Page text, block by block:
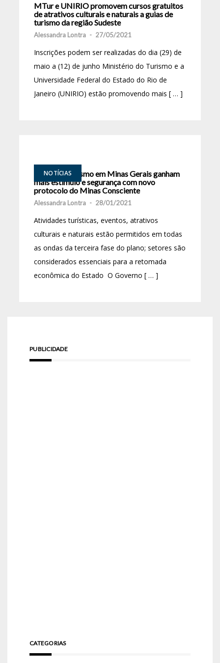
MTur e UNIRIO promovem cursos gratuitos
de atrativos culturais e naturais a guias de
turismo da região Sudeste
Alessandra Lontra - 27/05/2021
Inscrições podem ser realizadas do dia (29) de
maio a (12) de junho Ministério do Turismo e a
Universidade Federal do Estado do Rio de
Janeiro (UNIRIO) estão promovendo mais [ … ]
NOTÍCIAS
Cultura e Turismo em Minas Gerais ganham
mais estímulo e segurança com novo
protocolo do Minas Consciente
Alessandra Lontra - 28/01/2021
Atividades turísticas, eventos, atrativos
culturais e naturais estão permitidos em todas
as ondas da terceira fase do plano; setores são
considerados essenciais para a retomada
econômica do Estado O Governo [ … ]
PUBLICIDADE
CATEGORIAS